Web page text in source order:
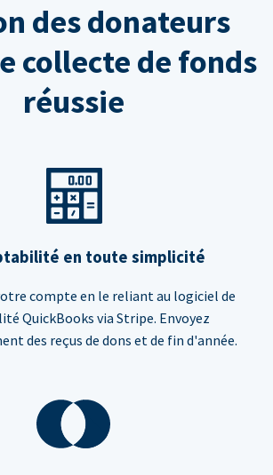
des donateurs
collecte de fonds
réussie
en toute simplicité
compte en le reliant au logiciel de
QuickBooks via Stripe. Envoyez
des reçus de dons et de fin d'année.